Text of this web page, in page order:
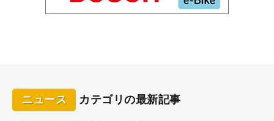
ニュース カテゴリの最新記事